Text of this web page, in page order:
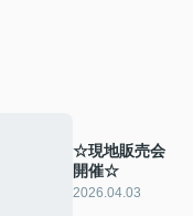
☆現地販売会
開催☆
2026.04.03